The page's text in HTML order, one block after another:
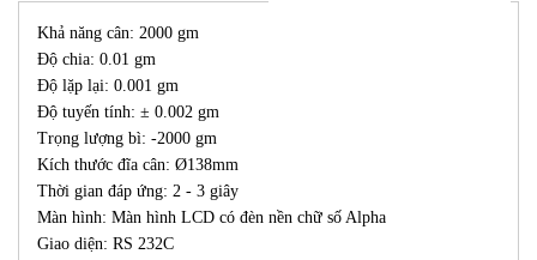
Khả năng cân: 2000 gm
Độ chia: 0.01 gm
Độ lặp lại: 0.001 gm
Độ tuyến tính: ± 0.002 gm
Trọng lượng bì: -2000 gm
Kích thước đĩa cân: Ø138mm
Thời gian đáp ứng: 2 - 3 giây
Màn hình: Màn hình LCD có đèn nền chữ số Alpha
Giao diện: RS 232C